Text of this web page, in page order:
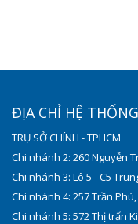
ĐỊA CHỈ HỆ
TRỤ SỞ CHÍNH - TPHCM
Chi nhánh 2: 260 Nguyễn
Chi nhánh 3: Lô 5 - C5
Chi nhánh 4: 257 Trần Phú,
Chi nhánh 5: 572 Thị trấn